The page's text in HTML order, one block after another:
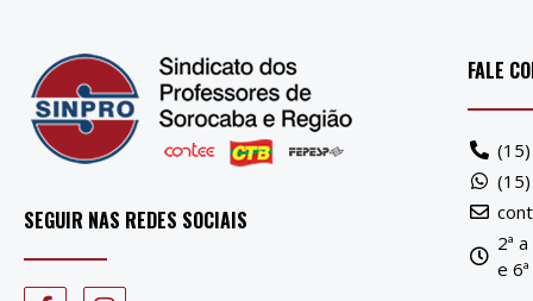
SEGUIR NAS REDES SOCIAIS
FALE
2ª
e